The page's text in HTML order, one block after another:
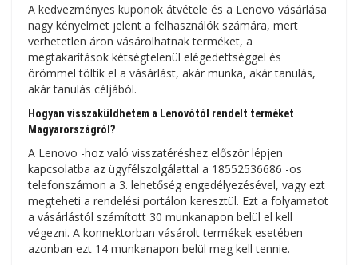
A kedvezményes kuponok átvétele és a Lenovo vásárlása
nagy kényelmet jelent a felhasználók számára, mert
verhetetlen áron vásárolhatnak terméket, a
megtakarítások kétségtelenül elégedettséggel és
örömmel töltik el a vásárlást, akár munka, akár tanulás,
akár tanulás céljából.
Hogyan visszaküldhetem a Lenovótól rendelt terméket
Magyarországról?
A Lenovo -hoz való visszatéréshez először lépjen
kapcsolatba az ügyfélszolgálattal a 18552536686 -os
telefonszámon a 3. lehetőség engedélyezésével, vagy ezt
megteheti a rendelési portálon keresztül. Ezt a folyamatot
a vásárlástól számított 30 munkanapon belül el kell
végezni. A konnektorban vásárolt termékek esetében
azonban ezt 14 munkanapon belül meg kell tennie.